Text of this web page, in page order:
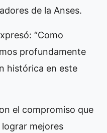
de la Anses.
“Como
profundamente
histórica en este
el compromiso que
mejores